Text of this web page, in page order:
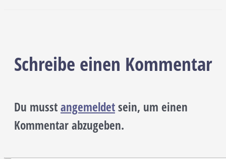
Schreibe einen Kommentar
Du musstangemeldetsein, um einen
Kommentar abzugeben.